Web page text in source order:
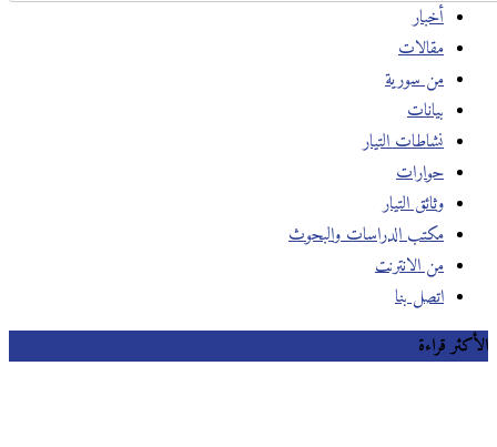
أخبار
مقالات
من سورية
بيانات
نشاطات التيار
حوارات
وثائق التيار
مكتب الدراسات والبحوث
من الانترنت
اتصل بنا
الأكثر قراءة